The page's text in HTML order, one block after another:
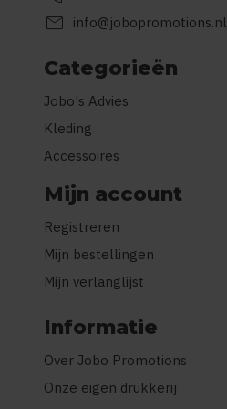
mail info@jobopromotions.nl
Categorieën
Jobo's Advies
Kleding
Accessoires
Mijn account
Registreren
Mijn bestellingen
Mijn verlanglijst
Informatie
Over Jobo Promotions
Onze eigen drukkerij